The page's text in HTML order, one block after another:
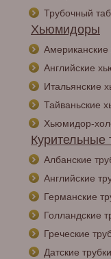
Трубочный
Хьюмидоры
Английские
Итальянские
Тайваньские
Хьюмидор-
Курительные
Албанские
Английские
Германские
Голландские
Греческие
Датские трубки